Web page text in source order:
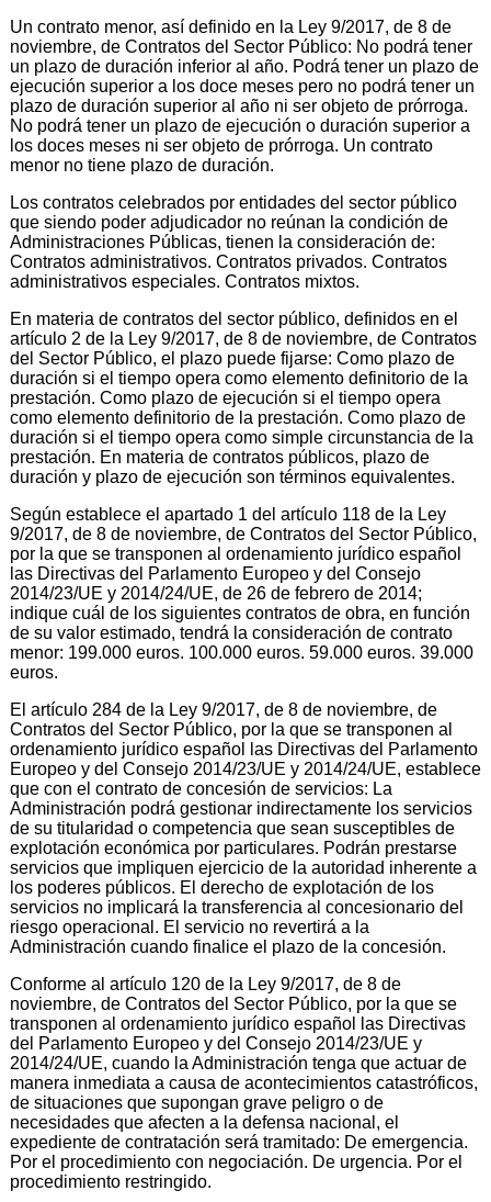
Un contrato menor, así definido en la Ley 9/2017, de 8 de
noviembre, de Contratos del Sector Público: No podrá tener
un plazo de duración inferior al año. Podrá tener un plazo de
ejecución superior a los doce meses pero no podrá tener un
plazo de duración superior al año ni ser objeto de prórroga.
No podrá tener un plazo de ejecución o duración superior a
los doces meses ni ser objeto de prórroga. Un contrato
menor no tiene plazo de duración.
Los contratos celebrados por entidades del sector público
que siendo poder adjudicador no reúnan la condición de
Administraciones Públicas, tienen la consideración de:
Contratos administrativos. Contratos privados. Contratos
administrativos especiales. Contratos mixtos.
En materia de contratos del sector público, definidos en el
artículo 2 de la Ley 9/2017, de 8 de noviembre, de Contratos
del Sector Público, el plazo puede fijarse: Como plazo de
duración si el tiempo opera como elemento definitorio de la
prestación. Como plazo de ejecución si el tiempo opera
como elemento definitorio de la prestación. Como plazo de
duración si el tiempo opera como simple circunstancia de la
prestación. En materia de contratos públicos, plazo de
duración y plazo de ejecución son términos equivalentes.
Según establece el apartado 1 del artículo 118 de la Ley
9/2017, de 8 de noviembre, de Contratos del Sector Público,
por la que se transponen al ordenamiento jurídico español
las Directivas del Parlamento Europeo y del Consejo
2014/23/UE y 2014/24/UE, de 26 de febrero de 2014;
indique cuál de los siguientes contratos de obra, en función
de su valor estimado, tendrá la consideración de contrato
menor: 199.000 euros. 100.000 euros. 59.000 euros. 39.000
euros.
El artículo 284 de la Ley 9/2017, de 8 de noviembre, de
Contratos del Sector Público, por la que se transponen al
ordenamiento jurídico español las Directivas del Parlamento
Europeo y del Consejo 2014/23/UE y 2014/24/UE, establece
que con el contrato de concesión de servicios: La
Administración podrá gestionar indirectamente los servicios
de su titularidad o competencia que sean susceptibles de
explotación económica por particulares. Podrán prestarse
servicios que impliquen ejercicio de la autoridad inherente a
los poderes públicos. El derecho de explotación de los
servicios no implicará la transferencia al concesionario del
riesgo operacional. El servicio no revertirá a la
Administración cuando finalice el plazo de la concesión.
Conforme al artículo 120 de la Ley 9/2017, de 8 de
noviembre, de Contratos del Sector Público, por la que se
transponen al ordenamiento jurídico español las Directivas
del Parlamento Europeo y del Consejo 2014/23/UE y
2014/24/UE, cuando la Administración tenga que actuar de
manera inmediata a causa de acontecimientos catastróficos,
de situaciones que supongan grave peligro o de
necesidades que afecten a la defensa nacional, el
expediente de contratación será tramitado: De emergencia.
Por el procedimiento con negociación. De urgencia. Por el
procedimiento restringido.